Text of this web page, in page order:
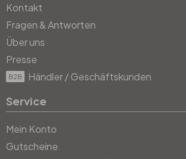
Kontakt
Fragen & Antworten
Über uns
Presse
B2B Händler / Geschäftskunden
Service
Mein Konto
Gutscheine